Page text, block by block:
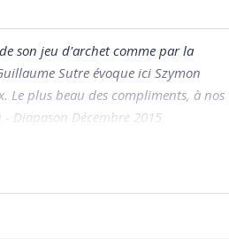
son jeu d'archet comme par la
Sutre évoque ici Szymon
Le plus beau des compliments, à nos
Diapason Décembre 2015
ans quand il remporte en 1988 le
A. Curci à Naples et le Concours
«ARD» à Munich. Son palmarès
1er Prix au Concours Européen de